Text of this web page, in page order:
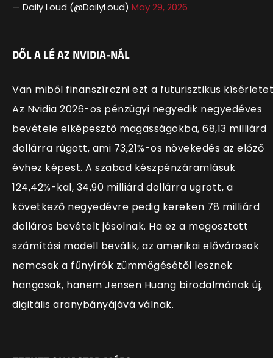
— Daily Loud (@DailyLoud) May 29, 2026
DŐL A LÉ AZ NVIDIA-NÁL
Van miből finanszírozni ezt a futurisztikus
Az Nvidia 2026-os pénzügyi negyedik negyedéves
bevétele elképesztő magasságokba, 68,13 milliárd
dollárra rúgott, ami 73,21%-os növekedés az előző
évhez képest. A szabad készpénzáramlásuk
124,42%-kal, 34,90 milliárd dollárra ugrott, a
következő negyedévre pedig kereken 78 milliárd
dolláros bevételt jósolnak. Ha ez a megosztott
számítási modell beválik, az amerikai elővárosok
nemcsak a fűnyírók zümmögésétől lesznek
hangosak, hanem Jensen Huang birodalmának új,
digitális aranybányájává válnak.